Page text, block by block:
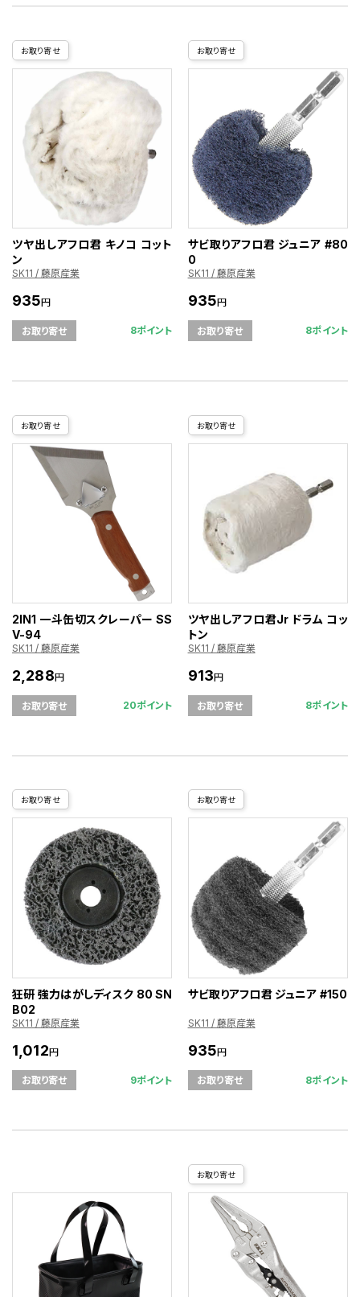
お取り寄せ
ツヤ出しアフロ君 キノコ コット
ン
SK11 / 藤原産業
935円
お取り寄せ 8ポイント
お取り寄せ
サビ取りアフロ君 ジュニア #80
0
SK11 / 藤原産業
935円
お取り寄せ 8ポイント
お取り寄せ
2IN1 一斗缶切スクレーパー SS
V-94
SK11 / 藤原産業
2,288円
お取り寄せ 20ポイント
お取り寄せ
ツヤ出しアフロ君Jr ドラム コッ
トン
SK11 / 藤原産業
913円
お取り寄せ 8ポイント
お取り寄せ
狂研 強力はがしディスク 80 SN
B02
SK11 / 藤原産業
1,012円
お取り寄せ 9ポイント
お取り寄せ
サビ取りアフロ君 ジュニア #150
SK11 / 藤原産業
935円
お取り寄せ 8ポイント
お取り寄せ